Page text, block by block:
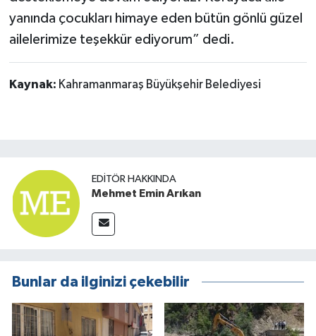
yanında çocukları himaye eden bütün gönlü güzel
ailelerimize teşekkür ediyorum” dedi.
Kaynak: Kahramanmaraş Büyükşehir Belediyesi
EDITÖR HAKKINDA
Mehmet Emin Arıkan
Bunlar da ilginizi çekebilir